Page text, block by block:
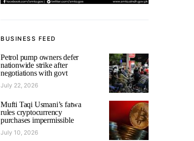
BUSINESS FEED
Petrol pump owners defer
nationwide strike after
negotiations with govt
July 22, 2026
Mufti Taqi Usmani’s fatwa
rules cryptocurrency
purchases impermissible
July 10, 2026